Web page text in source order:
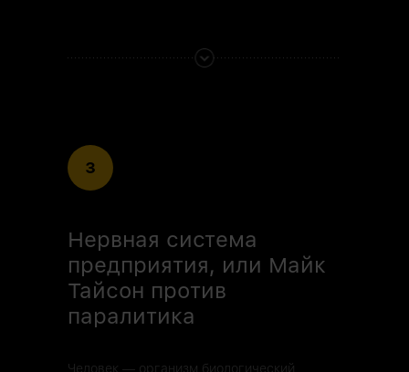
3
Нервная система
предприятия, или Майк
Тайсон против
паралитика
Человек — организм биологический,